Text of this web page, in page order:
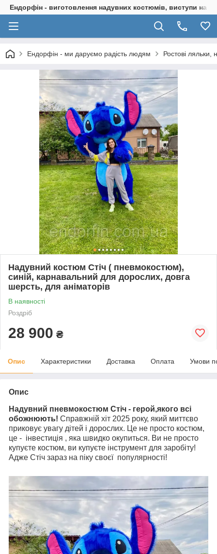
Ендорфін - виготовлення надувних костюмів, виступи на
Ендорфін - ми даруємо радість людям Ростові
Надувний костюм Стіч ( пневмокостюм),
синій, карнавальний для дорослих, довга
шерсть, для аніматорів
В наявності
Роздріб
28 900 ₴
Опис Характеристики Доставка Оплата Умови
Опис
Надувний пневмокостюм Стіч - герой,якого всі
обожнюють! Справжній хіт 2025 року, який миттєво
приковує увагу дітей і дорослих. Це не просто костюм,
це - інвестиція , яка швидко окупиться. Ви не просто
купуєте костюм, ви купуєте інструмент для заробіту!
Адже Стіч зараз на піку своєї популярності!